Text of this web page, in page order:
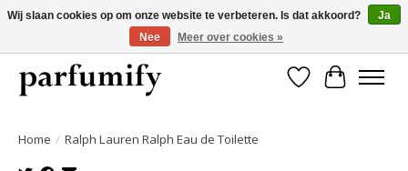
750+ Geuren | Gratis verzending | Maandelijks opzegbaar
Verlanglijst
Home / Ralph Lauren Ralph Eau de Toilette
Wij slaan cookies op om onze website te verbeteren. Is dat akkoord?
Ja
Nee
Meer over cookies »